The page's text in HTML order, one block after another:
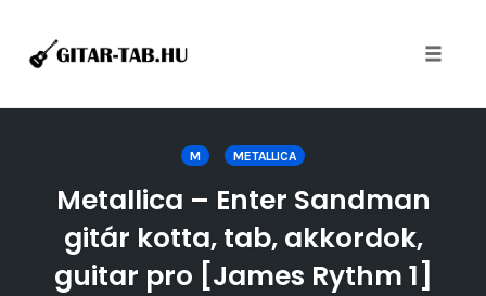
M METALLICA
Metallica – Enter Sandman
gitár kotta, tab, akkordok,
guitar pro [James Rythm 1]